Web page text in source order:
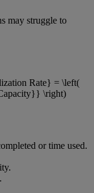
may struggle to
Rate} = \left(
\right)
or time used.